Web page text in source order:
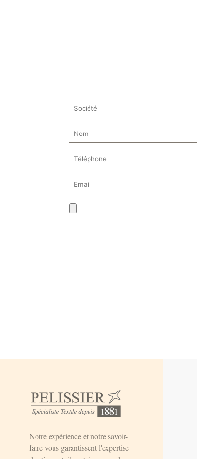
Notre expérience et notre savoir-
faire vous garantissent l'expertise